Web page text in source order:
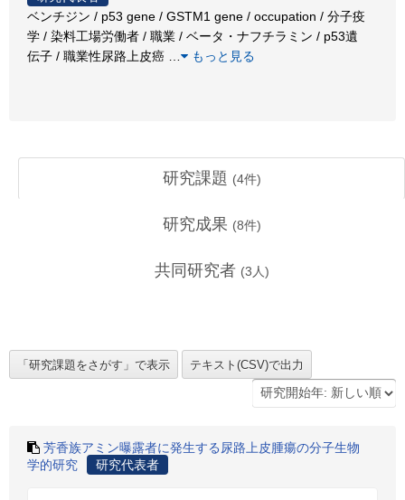
ベンチジン / p53 gene / GSTM1 gene / occupation / 分子疫
学 / 染料工場労働者 / 職業 / ベータ・ナフチラミン / p53遺
伝子 / 職業性尿路上皮癌
もっと見る
研究課題 (4件)
研究成果 (8件)
共同研究者 (3 人)
芳香族アミン曝露者に発生する尿路上皮腫瘍の分子生物
学的研究
研究代表者